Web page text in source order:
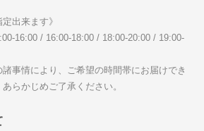
出来ます》
16:00 / 16:00-18:00 / 18:00-20:00 / 19:00-
事情により、ご希望の時間帯にお届けでき
らかじめご了承ください。